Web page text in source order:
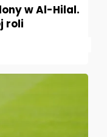
w Al-Hilal.
roli